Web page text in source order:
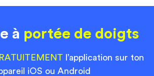
à portée de doigts
l’application sur ton
iOS ou Android